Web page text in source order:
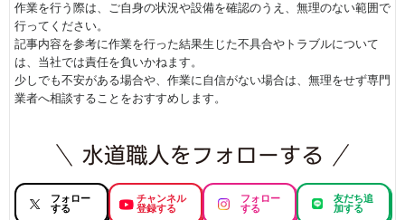
作業を行う際は、ご自身の状況や設備を確認のうえ、無理のない範囲で
行ってください。
記事内容を参考に作業を行った結果生じた不具合やトラブルについて
は、当社では責任を負いかねます。
少しでも不安がある場合や、作業に自信がない場合は、無理をせず専門
業者へ相談することをおすすめします。
フォロー
する
チャンネル
登録する
フォロー
する
友だち追
加する